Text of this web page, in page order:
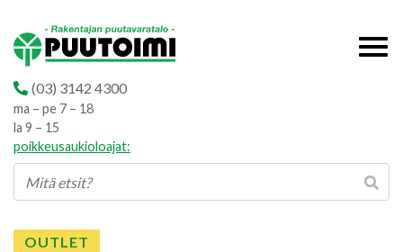
(03) 3142 4300
ma – pe 7 – 18
la 9 – 15
poikkeusaukioloajat:
OUTLET